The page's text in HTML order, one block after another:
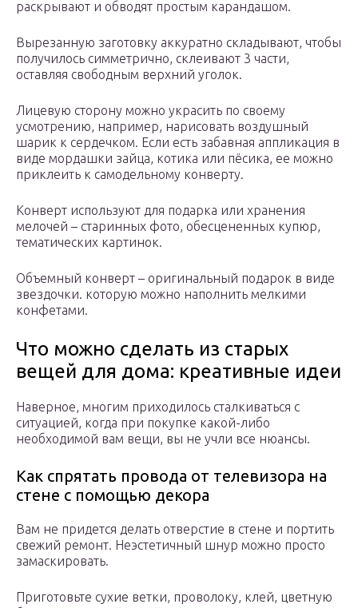
раскрывают и обводят простым карандашом.
Вырезанную заготовку аккуратно складывают, чтобы
получилось симметрично, склеивают 3 части,
оставляя свободным верхний уголок.
Лицевую сторону можно украсить по своему
усмотрению, например, нарисовать воздушный
шарик к сердечком. Если есть забавная аппликация в
виде мордашки зайца, котика или пёсика, ее можно
приклеить к самодельному конверту.
Конверт используют для подарка или хранения
мелочей – старинных фото, обесцененных купюр,
тематических картинок.
Объемный конверт – оригинальный подарок в виде
звездочки. которую можно наполнить мелкими
конфетами.
Что можно сделать из старых
вещей для дома: креативные идеи
Наверное, многим приходилось сталкиваться с
ситуацией, когда при покупке какой-либо
необходимой вам вещи, вы не учли все нюансы.
Как спрятать провода от телевизора на
стене с помощью декора
Вам не придется делать отверстие в стене и портить
свежий ремонт. Неэстетичный шнур можно просто
замаскировать.
Приготовьте сухие ветки, проволоку, клей, цветную